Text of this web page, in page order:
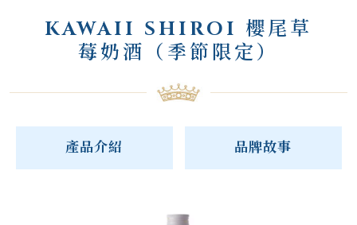
KAWAII SHIROI 櫻尾草
莓奶酒（季節限定）
產品介紹 品牌故事